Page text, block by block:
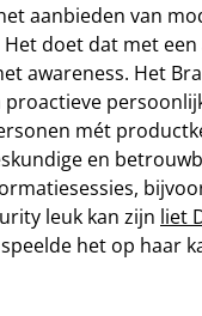
aanbieden van
Het doet dat met
awareness. Het
mét
en
leuk kan zijn liet
het op haar